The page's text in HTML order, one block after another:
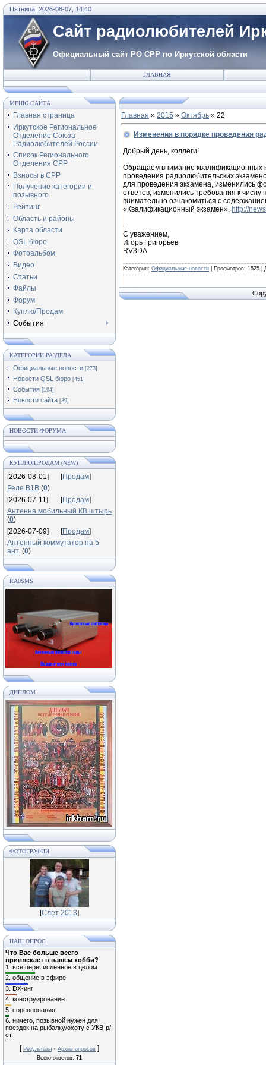
Пятница, 2026-08-07, 14:40
Сайт радиолюбителей
Официальный сайт РО СРР по Иркутской области
ГЛАВНАЯ
МЕНЮ САЙТА
Главная страница
Иркутское Региональное
Отделение Союза
Радиолюбителей России
Список Регионального
Отделения СРР
Взносы в СРР
Получение категории и
позывного
Рейтинг
Область и районы
Карта области
QSL бюро
Фотоальбом
Видео
Статьи
Файлы
Форум
Куплю/Продам
События
КАТЕГОРИИ РАЗДЕЛА
Официальные новости [273]
Новости QSL бюро [451]
События [194]
Новости сайта [39]
НОВОСТИ ФОРУМА
КУПЛЮ/ПРОДАМ (NEW)
[2026-08-01] [Продам]
Реле В1В (0)
[2026-07-11]
[Продам]
Антенна мобильный КВ штырь
(0)
[2026-07-09]
[Продам]
Антенный коммутатор на 5
ант. (0)
RA0SMS
ДИПЛОМ
ФОТОГРАФИИ
[Слет 2013]
НАШ ОПРОС
Что Вас больше всего
привлекает в нашем хобби?
1. все перечисленное в целом
2. общение в эфире
3. DX-инг
4. конструирование
5. соревнования
6. ничего, позывной нужен для
поездок на рыбалку/охоту с УКВ-р/
ст.
[ Результаты · Архив опросов ]
Всего ответов: 71
Главная » 2015 » Октябрь » 22
Изменения в порядке проведения
Добрый день, коллеги!
Обращаем внимание квалификационных
проведения радиолюбительских
для проведения экзамена, изменились
ответов, изменились требования к
внимательно ознакомиться с
«Квалификационный экзамен». http://
--
С уважением,
Игорь Григорьев
RV3DA
Категория: Официальные новости Просмотров: 1525